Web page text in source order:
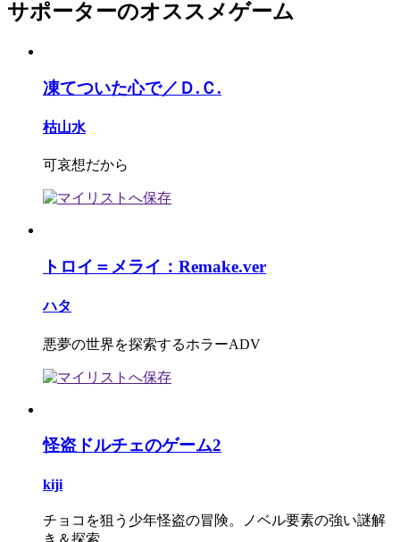
サポーターのオススメゲーム
凍てついた心で／Ｄ.Ｃ.
枯山水
可哀想だから
トロイ＝メライ：Remake.ver
ハタ
悪夢の世界を探索するホラーADV
怪盗ドルチェのゲーム2
kiji
チョコを狙う少年怪盗の冒険。ノベル要素の強い謎解
き＆探索